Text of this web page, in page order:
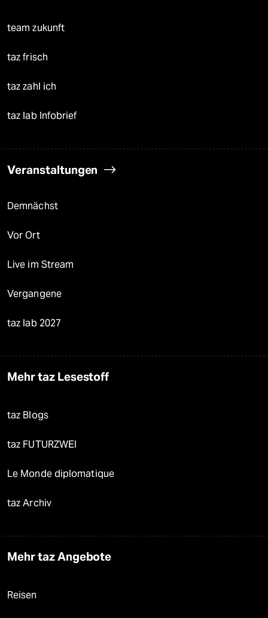
team zukunft
taz frisch
taz zahl ich
taz lab Infobrief
Veranstaltungen
Demnächst
Vor Ort
Live im Stream
Vergangene
taz lab 2027
Mehr taz Lesestoff
taz Blogs
taz FUTURZWEI
Le Monde diplomatique
taz Archiv
Mehr taz Angebote
Reisen